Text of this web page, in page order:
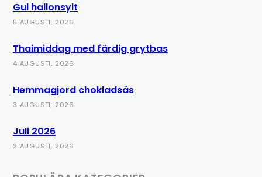
Gul hallonsylt
5 AUGUSTI, 2026
Thaimiddag med färdig grytbas
4 AUGUSTI, 2026
Hemmagjord chokladsås
3 AUGUSTI, 2026
Juli 2026
2 AUGUSTI, 2026